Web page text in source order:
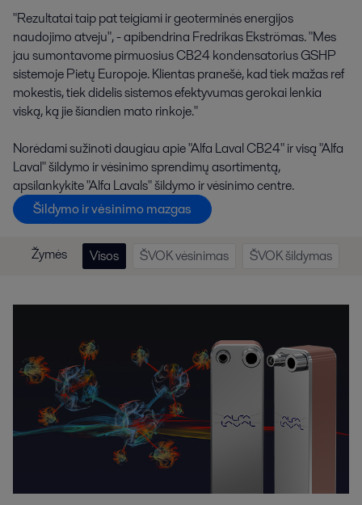
"Rezultatai taip pat teigiami ir geoterminės energijos
naudojimo atveju", - apibendrina Fredrikas Ekströmas. "Mes
jau sumontavome pirmuosius CB24 kondensatorius GSHP
sistemoje Pietų Europoje. Klientas pranešė, kad tiek mažas ref
mokestis, tiek didelis sistemos efektyvumas gerokai lenkia
viską, ką jie šiandien mato rinkoje."
Norėdami sužinoti daugiau apie "Alfa Laval CB24" ir visą "Alfa
Laval" šildymo ir vėsinimo sprendimų asortimentą,
apsilankykite "Alfa Lavals" šildymo ir vėsinimo centre.
Šildymo ir vėsinimo mazgas
Žymės Visos ŠVOK vėsinimas ŠVOK šildymas